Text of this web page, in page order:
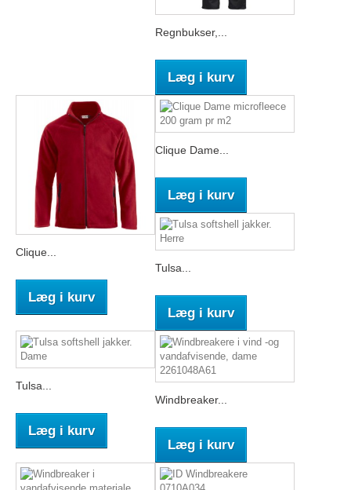
Regnbukser,...
Læg i kurv
Clique...
Læg i kurv
Clique Dame...
Læg i kurv
Tulsa...
Læg i kurv
Tulsa...
Læg i kurv
Windbreaker...
Læg i kurv